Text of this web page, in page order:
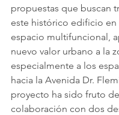
propuestas que buscan
este histórico edificio
espacio multifuncional,
nuevo valor urbano a la
especialmente a los
hacia la Avenida Dr.
proyecto ha sido fruto
colaboración con dos